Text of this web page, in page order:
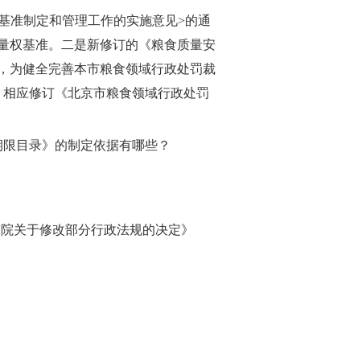
准制定和管理工作的实施意见>的通
权基准。二是新修订的《粮食质量安
为健全完善本市粮食领域行政处罚裁
应修订《北京市粮食领域行政处罚
目录》的制定依据有哪些？
关于修改部分行政法规的决定》